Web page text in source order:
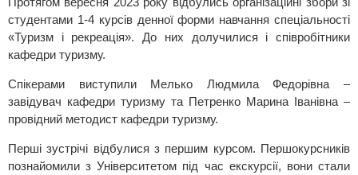
студентами 1-4 курсів денної форми навчання спеціальності
«Туризм і рекреація». До них долучилися і співробітники
кафедри туризму.
Спікерами виступили Мелько Людмила Федорівна –
завідувач кафедри туризму та Петренко Марина Іванівна –
провідний методист кафедри туризму.
Перші зустрічі відбулися з першим курсом. Першокурсників
познайомили з Університетом під час екскурсії, вони стали